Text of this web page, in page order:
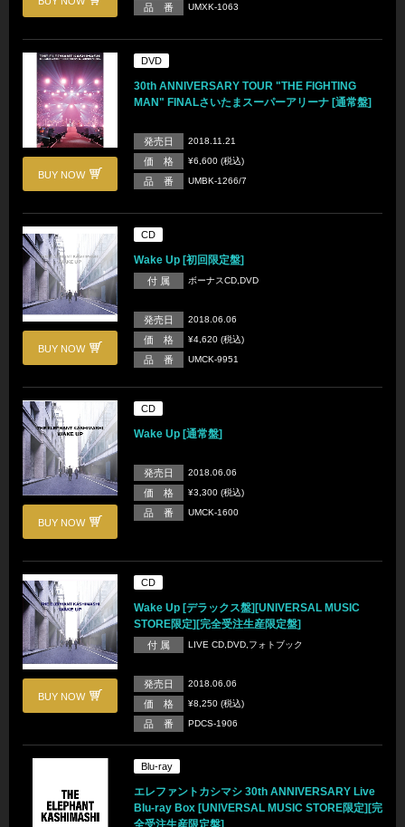
品 番 UMXK-1063
BUY NOW
DVD
30th ANNIVERSARY TOUR "THE FIGHTING
MAN" FINALさいたまスーパーアリーナ [通常盤]
発売日 2018.11.21
価 格 ¥6,600 (税込)
品 番 UMBK-1266/7
BUY NOW
CD
Wake Up [初回限定盤]
付 属 ボーナスCD,DVD
発売日 2018.06.06
価 格 ¥4,620 (税込)
品 番 UMCK-9951
BUY NOW
CD
Wake Up [通常盤]
発売日 2018.06.06
価 格 ¥3,300 (税込)
品 番 UMCK-1600
BUY NOW
CD
Wake Up [デラックス盤][UNIVERSAL MUSIC
STORE限定][完全受注生産限定盤]
付 属 LIVE CD,DVD,フォトブック
発売日 2018.06.06
価 格 ¥8,250 (税込)
品 番 PDCS-1906
Blu-ray
エレファントカシマシ 30th ANNIVERSARY Live
Blu-ray Box [UNIVERSAL MUSIC STORE限定][完
全受注生産限定盤]